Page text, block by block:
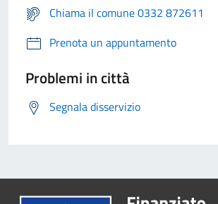
Chiama il comune 0332 872611
Prenota un appuntamento
Problemi in città
Segnala disservizio